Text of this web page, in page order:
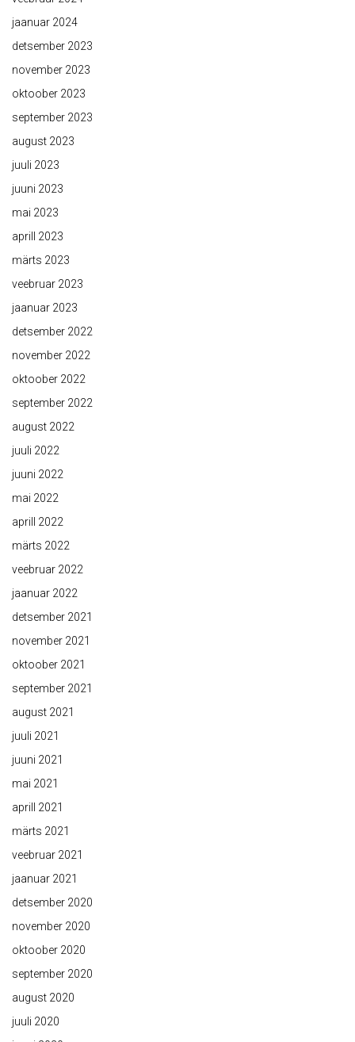
jaanuar 2024
detsember 2023
november 2023
oktoober 2023
september 2023
august 2023
juuli 2023
juuni 2023
mai 2023
aprill 2023
märts 2023
veebruar 2023
jaanuar 2023
detsember 2022
november 2022
oktoober 2022
september 2022
august 2022
juuli 2022
juuni 2022
mai 2022
aprill 2022
märts 2022
veebruar 2022
jaanuar 2022
detsember 2021
november 2021
oktoober 2021
september 2021
august 2021
juuli 2021
juuni 2021
mai 2021
aprill 2021
märts 2021
veebruar 2021
jaanuar 2021
detsember 2020
november 2020
oktoober 2020
september 2020
august 2020
juuli 2020